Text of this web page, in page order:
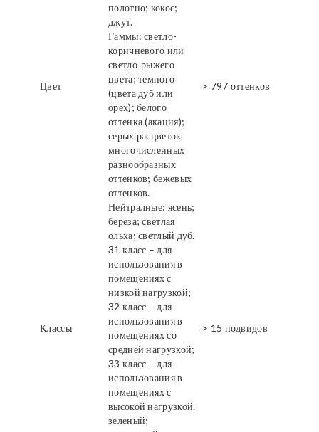
Цвет
полотно; кокос;
джут.
Гаммы: светло-
коричневого или
светло-рыжего
цвета; темного
(цвета дуб или
орех); белого
оттенка (акация);
серых расцветок
многочисленных
разнообразных
оттенков; бежевых
оттенков.
Нейтралные: ясень;
береза; светлая
ольха; светлый дуб.
> 797 оттенков
Классы
31 класс – для
использования в
помещениях с
низкой нагрузкой;
32 класс – для
использования в
помещениях со
средней нагрузкой;
33 класс – для
использования в
помещениях с
высокой нагрузкой.
> 15 подвидов
зеленый;